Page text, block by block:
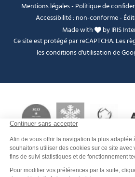
Mentions légales- Politique de
Accessibilité : non-conforme-
Made with
byIRIS
Ce site est protégé par reCAPTCHA. Les
lesconditions d'utilisationde
Je peux t'aider ?